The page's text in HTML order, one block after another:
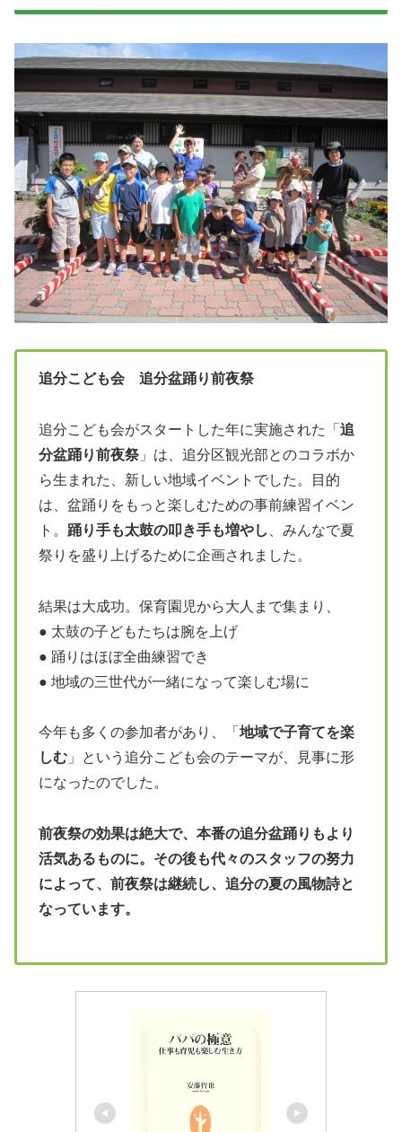
追分こども会 追分盆踊り前夜祭
追分こども会がスタートした年に実施された「 追
分盆踊り前夜祭 」は、追分区観光部とのコラボか
ら生まれた、新しい地域イベントでした。目的
は、盆踊りをもっと楽しむための事前練習イベン
ト。 踊り手も太鼓の叩き手も増やし
、みんなで夏
祭りを盛り上げるために企画されました。
結果は大成功。保育園児から大人まで集まり、
● 太鼓の子どもたちは腕を上げ
● 踊りはほぼ全曲練習でき
● 地域の三世代が一緒になって楽しむ場に
今年も多くの参加者があり、「 地域で子育てを楽
しむ 」という追分こども会のテーマが、見事に形
になったのでした。
前夜祭の効果は絶大で、本番の追分盆踊りもより
活気あるものに。その後も代々のスタッフの努力
によって、前夜祭は継続し、追分の夏の風物詩と
なっています。